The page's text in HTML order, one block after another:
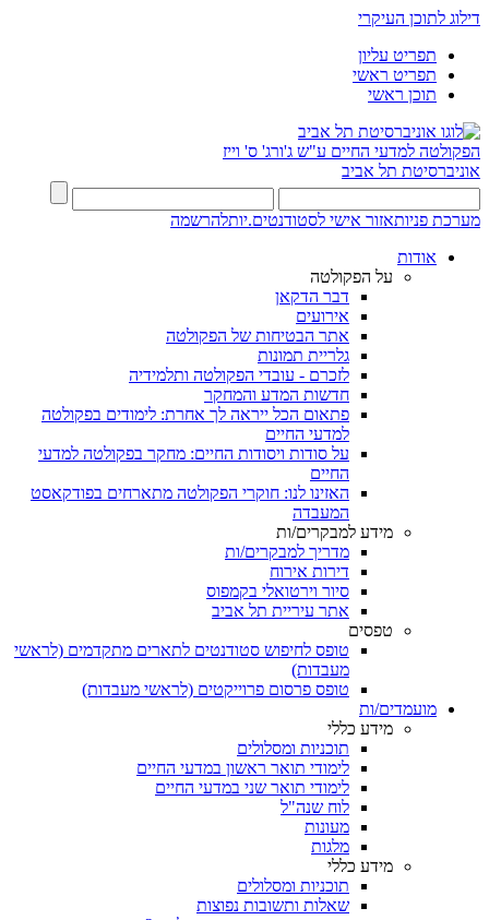
דילוג לתוכן העיקרי
תפריט עליון
תפריט ראשי
תוכן ראשי
הפקולטה למדעי החיים ע"ש ג'ורג' ס' וייז
אוניברסיטת תל אביב
מערכת פניותאזור אישי לסטודנטים.יותלהרשמה
אודות
על הפקולטה
דבר הדקאן
אירועים
אתר הבטיחות של הפקולטה
גלריית תמונות
לזכרם - עובדי הפקולטה ותלמידיה
חדשות המדע והמחקר
פתאום הכל ייראה לך אחרת: לימודים בפקולטה
למדעי החיים
על סודות ויסודות החיים: מחקר בפקולטה למדעי
החיים
האזינו לנו: חוקרי הפקולטה מתארחים בפודקאסט
המעבדה
מידע למבקרים/ות
מדריך למבקרים/ות
דירות אירוח
סיור וירטואלי בקמפוס
אתר עיריית תל אביב
טפסים
טופס לחיפוש סטודנטים לתארים מתקדמים (לראשי
מעבדות)
טופס פרסום פרוייקטים (לראשי מעבדות)
מועמדים/ות
מידע כללי
תוכניות ומסלולים
לימודי תואר ראשון במדעי החיים
לימודי תואר שני במדעי החיים
לוח שנה"ל
מעונות
מלגות
מידע כללי
תוכניות ומסלולים
שאלות ותשובות נפוצות